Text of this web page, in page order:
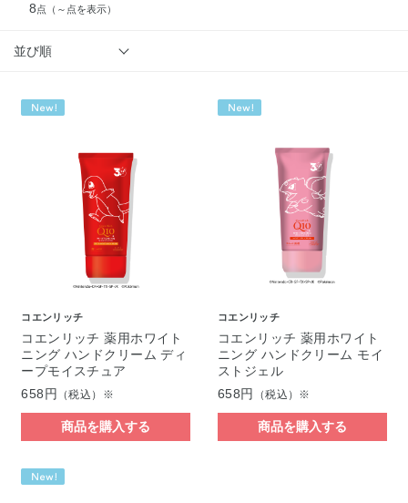
8点 （～点を表示）
並び順
コエンリッチ
コエンリッチ 薬用ホワイト
ニング ハンドクリーム ディ
ープモイスチュア
658円
（税込）※
商品を購入する
コエンリッチ
コエンリッチ 薬用ホワイト
ニング ハンドクリーム モイ
ストジェル
658円
（税込）※
商品を購入する